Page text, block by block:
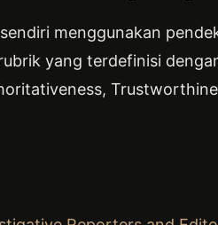
menggunakan
yang terdefinisi